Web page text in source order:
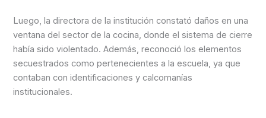
Luego, la directora de la institución constató daños en una
ventana del sector de la cocina, donde el sistema de cierre
había sido violentado. Además, reconoció los elementos
secuestrados como pertenecientes a la escuela, ya que
contaban con identificaciones y calcomanías
institucionales.